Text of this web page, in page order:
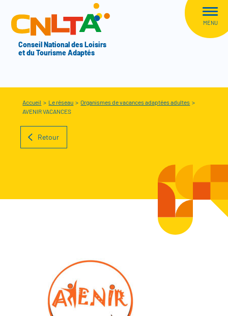
Conseil National des Loisirs
et du Tourisme Adaptés
MENU
Accueil > Le réseau > Organismes de vacances adaptées adultes >
AVENIR VACANCES
Retour